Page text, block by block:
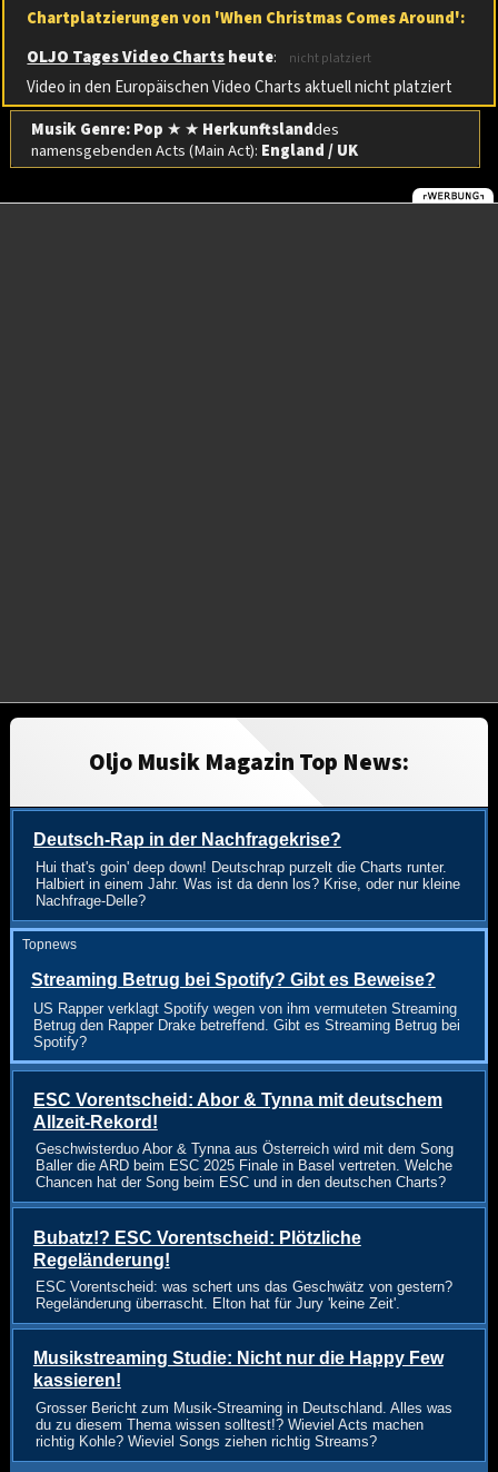
Chartplatzierungen von 'When Christmas Comes Around':
OLJO Tages Video Chartsheute: nicht platziert
Video in den Europäischen Video Charts aktuell nicht platziert
Musik Genre: Pop ★ ★ Herkunftslanddes
namensgebenden Acts (Main Act): England / UK
Oljo Musik Magazin Top News:
Deutsch-Rap in der Nachfragekrise?
Hui that's goin' deep down! Deutschrap purzelt die Charts runter.
Halbiert in einem Jahr. Was ist da denn los? Krise, oder nur kleine
Nachfrage-Delle?
Topnews
Streaming Betrug bei Spotify? Gibt es Beweise?
US Rapper verklagt Spotify wegen von ihm vermuteten Streaming
Betrug den Rapper Drake betreffend. Gibt es Streaming Betrug bei
Spotify?
ESC Vorentscheid: Abor & Tynna mit deutschem
Allzeit-Rekord!
Geschwisterduo Abor & Tynna aus Österreich wird mit dem Song
Baller die ARD beim ESC 2025 Finale in Basel vertreten. Welche
Chancen hat der Song beim ESC und in den deutschen Charts?
Bubatz!? ESC Vorentscheid: Plötzliche
Regeländerung!
ESC Vorentscheid: was schert uns das Geschwätz von gestern?
Regeländerung überrascht. Elton hat für Jury 'keine Zeit'.
Musikstreaming Studie: Nicht nur die Happy Few
kassieren!
Grosser Bericht zum Musik-Streaming in Deutschland. Alles was
du zu diesem Thema wissen solltest!? Wieviel Acts machen
richtig Kohle? Wieviel Songs ziehen richtig Streams?